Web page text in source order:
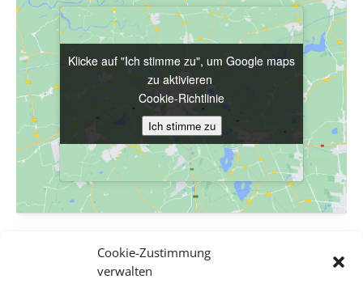
Cookie-Zustimmung
verwalten
Evang. Pfarrgemeinde A.B. Wien-Hetzendorf
Klicke auf "Ich stimme zu", um Google maps
zu aktivieren
Cookie-Richtlinie
Ich stimme zu
Klicke auf "Ich stimme zu", um Google maps
zu aktivieren
Cookie-Richtlinie
Ich stimme zu